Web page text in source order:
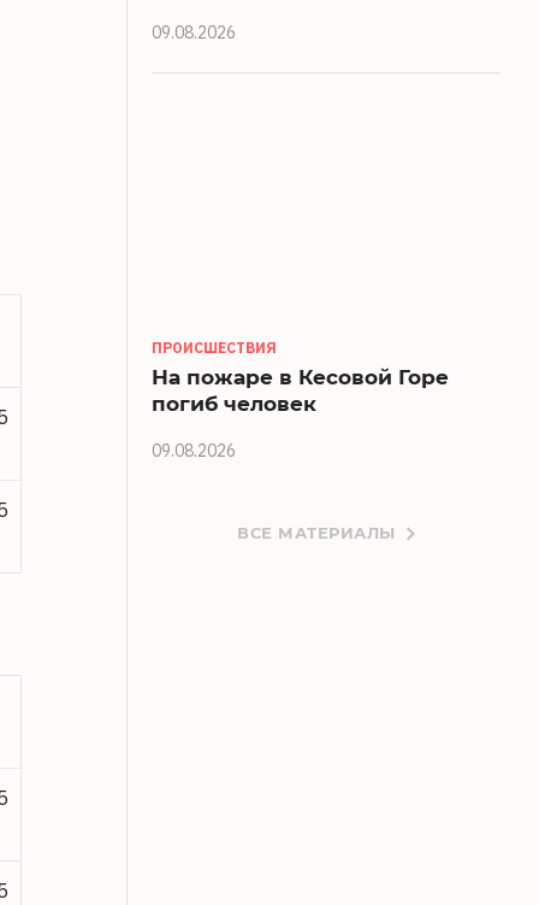
09.08.2026
ПРОИСШЕСТВИЯ
На пожаре в Кесовой Горе
погиб человек
09.08.2026
ВСЕ МАТЕРИАЛЫ